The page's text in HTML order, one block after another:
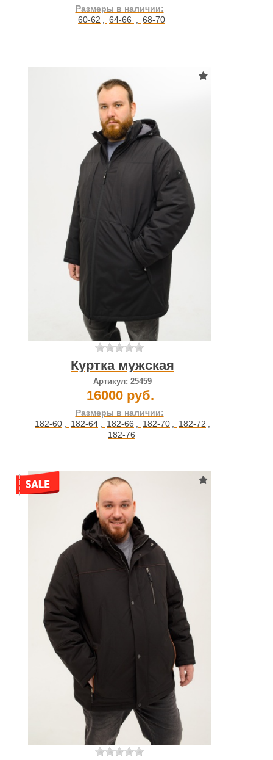
Размеры в наличии:
60-62 , 64-66 , 68-70
Куртка мужская
Артикул: 25459
16000 руб.
Размеры в наличии:
182-60 , 182-64 , 182-66 , 182-70 , 182-72 ,
182-76